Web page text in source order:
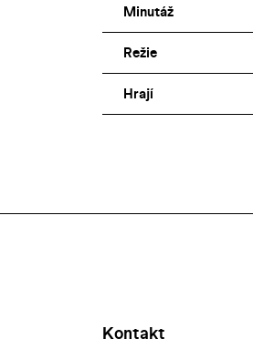
Minutáž
Režie
Hrají
Kontakt